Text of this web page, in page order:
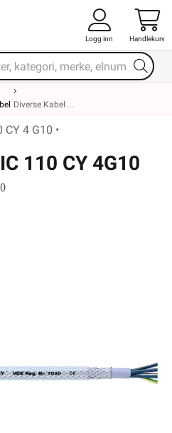
Logg inn Handlekurv
Diverse Kabel
4 G10 •
110 CY 4G10
)